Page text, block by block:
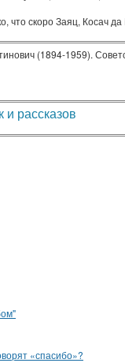
что скоро Заяц, Косач
(1894-1959).
и рассказов
«спасибо»?